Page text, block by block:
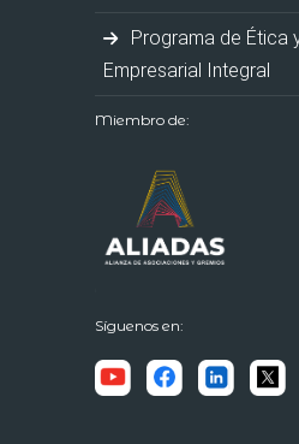
Programa de Ética
Empresarial Integral
Miembro de:
Síguenos en: